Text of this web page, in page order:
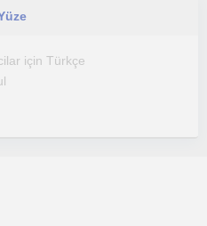
için Türkçe